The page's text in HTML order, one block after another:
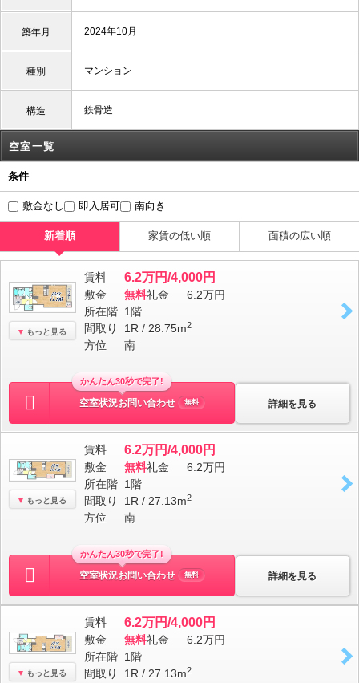
築年月 2024年10月
種別 マンション
構造 鉄骨造
空室一覧
条件
敷金なし 即入居可 南向き
新着順 家賃の低い順 面積の広い順
もっと見る
賃料 6.2万円/4,000円
敷金 無料礼金
6.2万円
所在階 1階
間取り
1R / 28.75m2
方位 南
詳細を見る
かんたん30秒で完了!
空室状況お問い合わせ 無料
もっと見る
賃料 6.2万円/4,000円
敷金 無料礼金
6.2万円
所在階 1階
間取り
1R / 27.13m2
方位 南
詳細を見る
かんたん30秒で完了!
空室状況お問い合わせ 無料
もっと見る
賃料 6.2万円/4,000円
敷金 無料礼金
6.2万円
所在階 1階
間取り
1R / 27.13m2